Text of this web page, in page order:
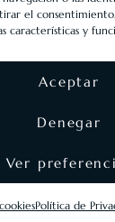
el
características y
Aceptar
Denegar
Ver
Política de
PYMES, y
Acción con el
de
contado con el
de Comercio de
2026 ·SEO &